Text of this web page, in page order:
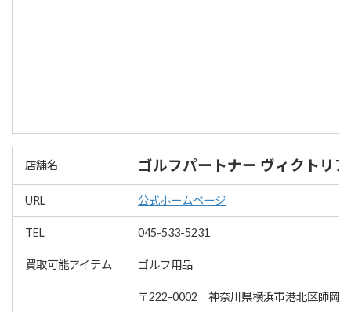
店舗名 ゴルフパートナー ヴィクトリ
URL 公式ホームページ
TEL 045-533-5231
買取可能アイテム ゴルフ用品
〒222-0002 神奈川県横浜市港北区師岡